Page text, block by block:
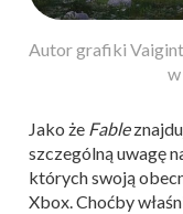
Autor grafiki
w
Jako że Fable
szczególną uwagę
których swoją
Xbox. Choćby